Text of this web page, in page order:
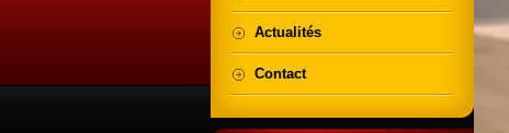
Actualités
Contact